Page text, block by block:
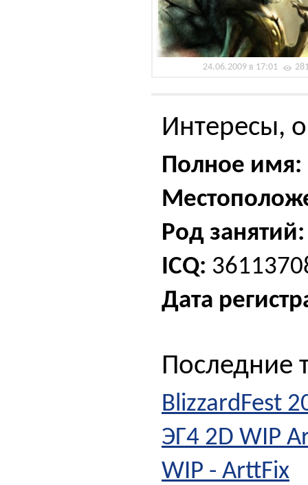
24.06.2009 в 17:01
Интересы,
Полное имя:
Род занятий:
ICQ:
Дата
Последние
BlizzardFest
ЭГ4 2D WIP
WIP - ArttFix